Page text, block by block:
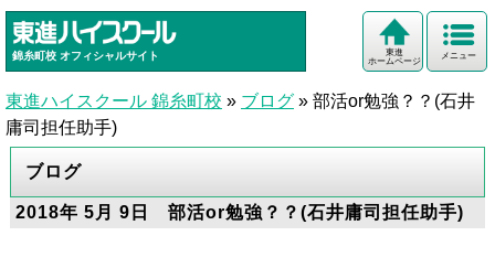
錦糸町校 オフィシャルサイト メニュー
東進
ホームページ
東進ハイスクール 錦糸町校 » ブログ » 部活or勉強？？(石井
庸司担任助手)
ブログ
2018年 5月 9日 部活or勉強？？(石井庸司担任助手)